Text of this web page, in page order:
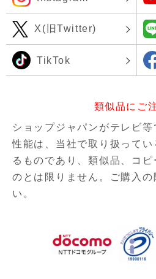
X(旧Twitter)
TikTok
類似品にご
ショップジャパンがテレビ
性能は、当社で取り扱ってい
るものであり、類似品、コピ
のとは限りません。ご購入の
い。